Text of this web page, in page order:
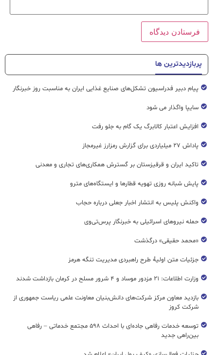
پربازدیدترین ها
پیام دبیر فدراسیون تشکل‌های صنایع غذایی ایران به مناسبت روز خبرنگار
سایپا واگذار می شود
افزایش اعتبار کالابرگ یک گام به جلو رفت
پاداش ۲۷ میلیاردی برای گزارش رمزارز غیرمجاز
تاکید ایران و قرقیزستان بر گسترش همکاری‌های تجاری و معدنی
پایش شبانه روزی تهویه قطار‌ها و ایستگاه‌های مترو
واکنش پلیس به انتشار اخبار جعلی درباره حجاب
حمله نیروهای اسرائیلی به خبرنگار پرس‌تی‌وی
«محمد حقیقی» درگذشت
جزئیات متن اولیۀ طرح راهبردی مدیریت تنگه هرمز
وزارت اطلاعات: ۲۱ مزدور موساد و ۴ شرور مسلح در کرمان بازداشت شدند
بازدید معاون مرکز شرکت‌های دانش‌بنیان معاونت علمی ریاست جمهوری از
شرکت کروز
توسعه خدمات رفاهی جاده‌ای با احداث ۵۹۸ مجتمع خدماتی – رفاهی
بین‌راهی جدید